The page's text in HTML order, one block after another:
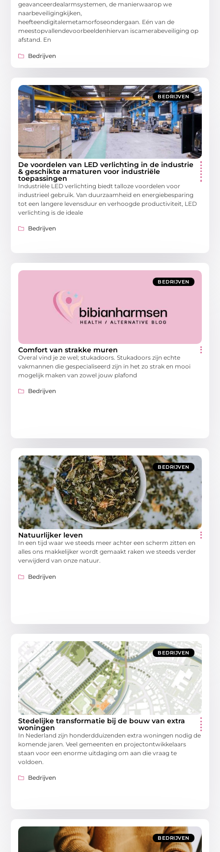
geavanceerdealarmsystemen, de manierwaarop we
naarbeveiligingkijken,
heefteendigitalemetamorfoseondergaan. Eén van de
meestopvallendevoorbeeldenhiervan iscamerabeveiliging op
afstand. En
Bedrijven
BEDRIJVEN
De voordelen van LED verlichting in de industrie
& geschikte armaturen voor industriële
toepassingen
Industriële LED verlichting biedt talloze voordelen voor
industrieel gebruik. Van duurzaamheid en energiebesparing
tot een langere levensduur en verhoogde productiviteit, LED
verlichting is de ideale
Bedrijven
BEDRIJVEN
Comfort van strakke muren
Overal vind je ze wel; stukadoors. Stukadoors zijn echte
vakmannen die gespecialiseerd zijn in het zo strak en mooi
mogelijk maken van zowel jouw plafond
Bedrijven
BEDRIJVEN
Natuurlijker leven
In een tijd waar we steeds meer achter een scherm zitten en
alles ons makkelijker wordt gemaakt raken we steeds verder
verwijderd van onze natuur.
Bedrijven
BEDRIJVEN
Stedelijke transformatie bij de bouw van extra
woningen
In Nederland zijn honderdduizenden extra woningen nodig de
komende jaren. Veel gemeenten en projectontwikkelaars
staan voor een enorme uitdaging om aan die vraag te
voldoen.
Bedrijven
BEDRIJVEN